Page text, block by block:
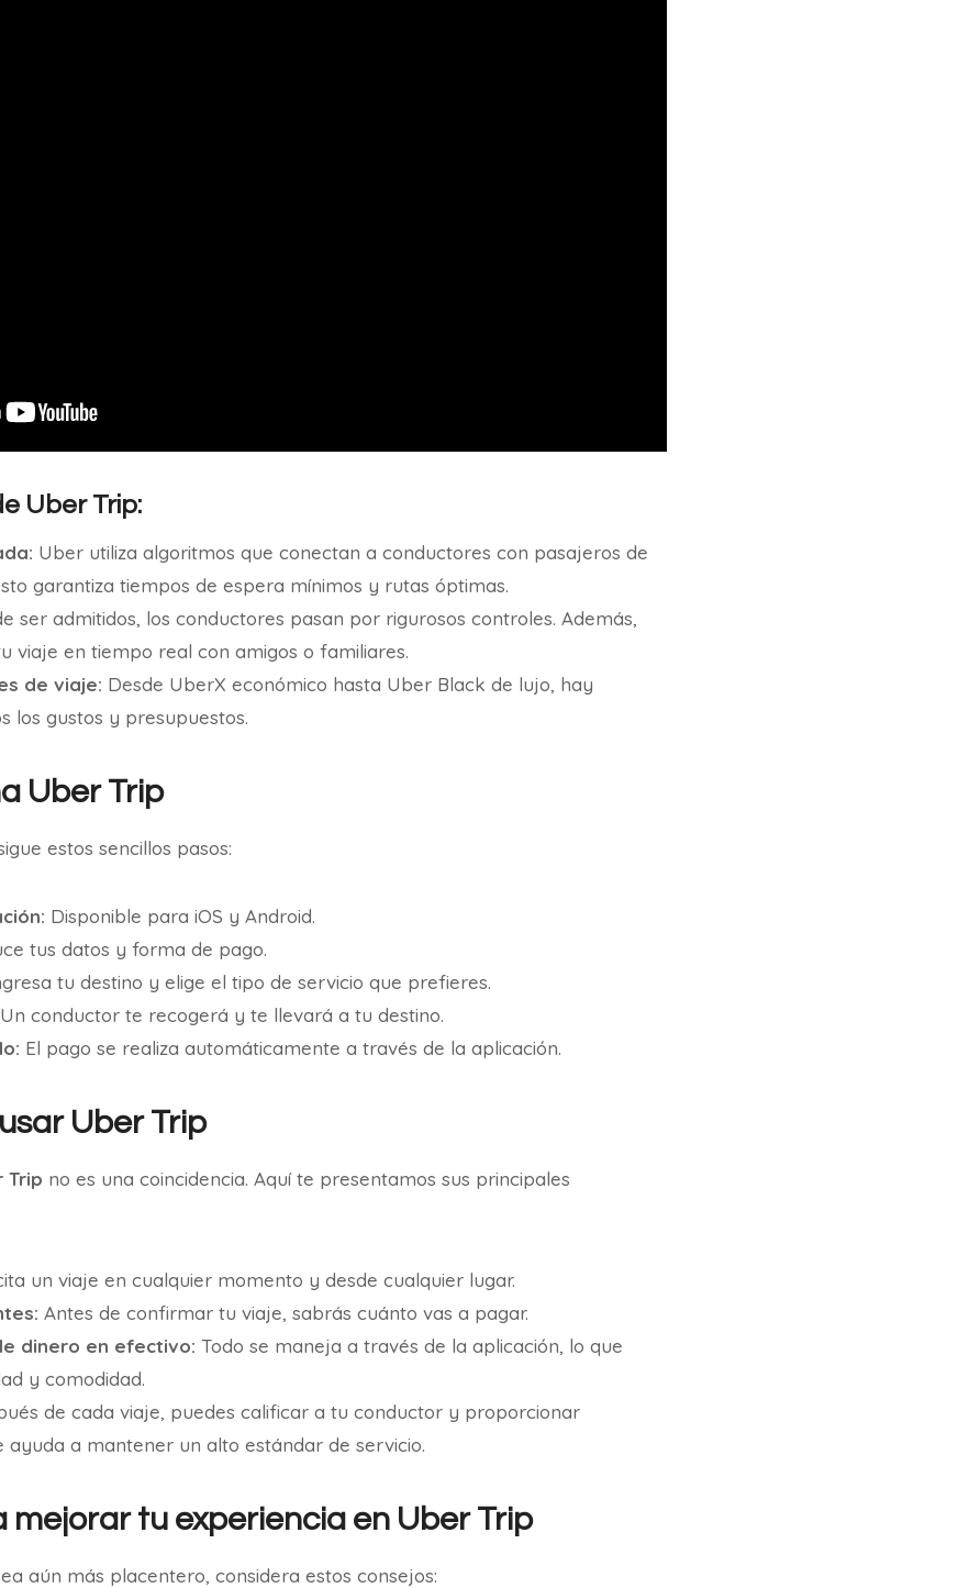
Uber Trip:
Uber utiliza algoritmos que conectan a conductores con pasajeros de
garantiza tiempos de espera mínimos y rutas óptimas.
ser admitidos, los conductores pasan por rigurosos controles. Además,
viaje en tiempo real con amigos o familiares.
de viaje: Desde UberX económico hasta Uber Black de lujo, hay
los gustos y presupuestos.
Uber Trip
estos sencillos pasos:
Disponible para iOS y Android.
tus datos y forma de pago.
tu destino y elige el tipo de servicio que prefieres.
Un conductor te recogerá y te llevará a tu destino.
El pago se realiza automáticamente a través de la aplicación.
Uber Trip
Trip no es una coincidencia. Aquí te presentamos sus principales
un viaje en cualquier momento y desde cualquier lugar.
Antes de confirmar tu viaje, sabrás cuánto vas a pagar.
dinero en efectivo: Todo se maneja a través de la aplicación, lo que
y comodidad.
de cada viaje, puedes calificar a tu conductor y proporcionar
ayuda a mantener un alto estándar de servicio.
mejorar tu experiencia en Uber Trip
aún más placentero, considera estos consejos: